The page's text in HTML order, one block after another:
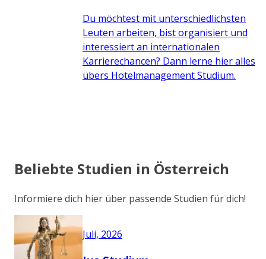
Du möchtest mit unterschiedlichsten
Leuten arbeiten, bist organisiert und
interessiert an internationalen
Karrierechancen? Dann lerne hier alles
übers Hotelmanagement Studium.
Beliebte Studien in Österreich
Informiere dich hier über passende Studien für dich!
Juli, 2026